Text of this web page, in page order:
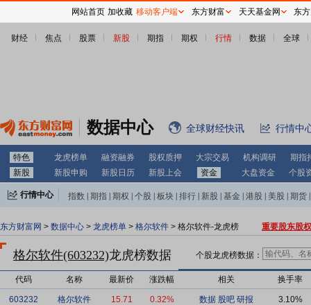
财经 焦点 股票 新股 期指 期权 行情 数据 全球
数据中心 全球财经快讯 行情中
特色 龙虎榜单 融资融券 股权质押 大宗交易 机构调研
期指
新股
新股申购 新股日历 新股上会 资金 大盘资金 个股
行情中心 指数 期指 期权 个股 板块 排行 新股 基金 港股 美股 期货
东方财富网 > 数据中心 > 龙虎榜单 > 格尔软件 > 格尔软件-龙虎榜 重要股东股
格尔软件(603232)龙虎榜数据 个股龙虎榜数据：
代码 名称 最新价 涨跌幅 相关 换手率
603232 格尔软件 15.71 0.32% 数据 股吧 研报 3.10%
网站首页 加收藏 移动客户端 东方财富 天天基金网 东